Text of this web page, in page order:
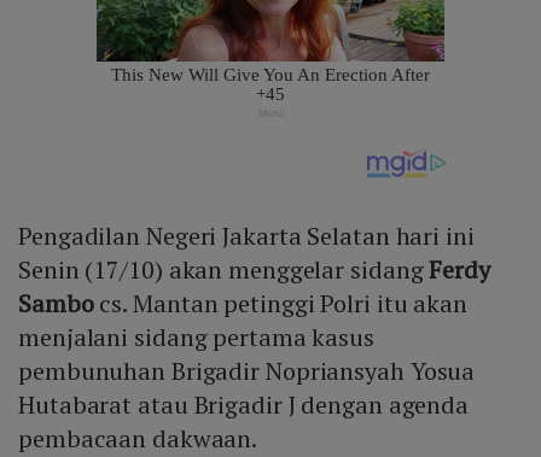
Pengadilan Negeri Jakarta Selatan hari ini
Senin (17/10) akan menggelar sidangFerdy
Sambocs. Mantan petinggi Polri itu akan
menjalani sidang pertama kasus
pembunuhan Brigadir Nopriansyah Yosua
Hutabarat atau Brigadir J dengan agenda
pembacaan dakwaan.